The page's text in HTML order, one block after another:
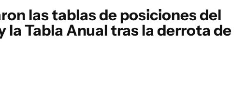
las tablas de posiciones del
la Tabla Anual tras la derrota de